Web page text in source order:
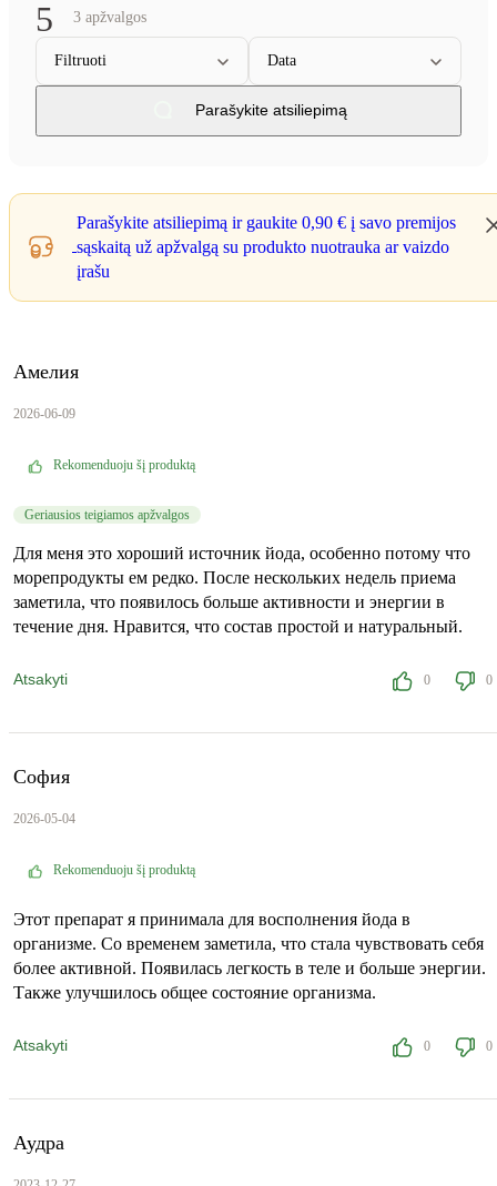
5 3 apžvalgos
Filtruoti Data
Parašykite atsiliepimą
Parašykite atsiliepimą ir gaukite 0,90 € į savo premijos
sąskaitą už apžvalgą su produkto nuotrauka ar vaizdo
įrašu
Амелия
2026-06-09
Rekomenduoju šį produktą
Geriausios teigiamos apžvalgos
Для меня это хороший источник йода, особенно потому что
морепродукты ем редко. После нескольких недель приема
заметила, что появилось больше активности и энергии в
течение дня. Нравится, что состав простой и натуральный.
Atsakyti 0 0
София
2026-05-04
Rekomenduoju šį produktą
Этот препарат я принимала для восполнения йода в
организме. Со временем заметила, что стала чувствовать себя
более активной. Появилась легкость в теле и больше энергии.
Также улучшилось общее состояние организма.
Atsakyti 0 0
Аудра